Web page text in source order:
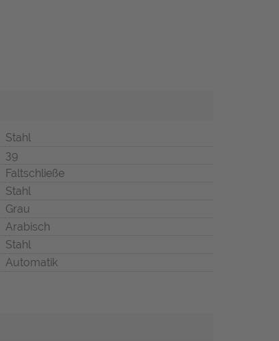
Stahl
39
Faltschließe
Stahl
Grau
Arabisch
Stahl
Automatik